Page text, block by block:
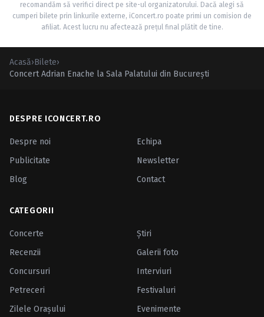
recomandăm să verifici direct pe site-ul organizatorului. Dacă alegi să
cumperi bilete prin linkurile externe, iConcert.ro poate primi un comision de
afiliat. Acest lucru nu afectează prețul final plătit de tine.
Acasă›Bilete›
Concert Adrian Enache la Sala Palatului din București
DESPRE ICONCERT.RO
Despre noi
Echipa
Publicitate
Newsletter
Blog
Contact
CATEGORII
Concerte
Ştiri
Recenzii
Galerii foto
Concursuri
Interviuri
Petreceri
Festivaluri
Zilele Oraşului
Evenimente